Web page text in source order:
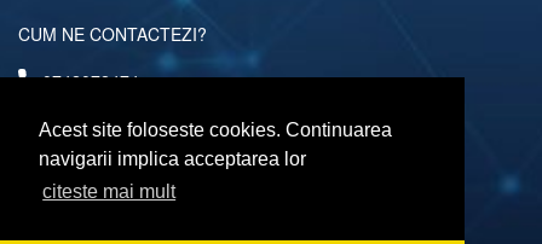
Acest site foloseste cookies. Continuarea
navigarii implica acceptarea lor
citeste mai mult
CUM NE CONTACTEZI?
0742072474
comenzi@computerescu.ro
URMARESTE-NE SI PE